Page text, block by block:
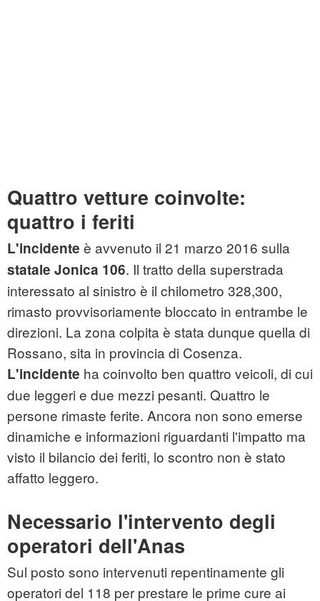
Quattro vetture coinvolte:
quattro i feriti
L'incidente è avvenuto il 21 marzo 2016 sulla
statale Jonica 106. Il tratto della superstrada
interessato al sinistro è il chilometro 328,300,
rimasto provvisoriamente bloccato in entrambe le
direzioni. La zona colpita è stata dunque quella di
Rossano, sita in provincia di Cosenza.
L'incidente ha coinvolto ben quattro veicoli, di cui
due leggeri e due mezzi pesanti. Quattro le
persone rimaste ferite. Ancora non sono emerse
dinamiche e informazioni riguardanti l'impatto ma
visto il bilancio dei feriti, lo scontro non è stato
affatto leggero.
Necessario l'intervento degli
operatori dell'Anas
Sul posto sono intervenuti repentinamente gli
operatori del 118 per prestare le prime cure ai